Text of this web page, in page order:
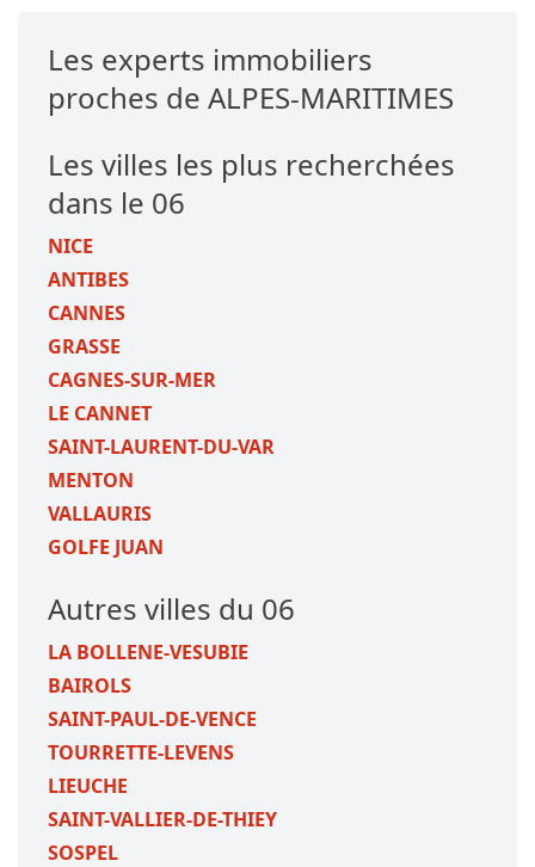
Les experts immobiliers
proches de ALPES-MARITIMES
Les villes les plus recherchées
dans le 06
NICE
ANTIBES
CANNES
GRASSE
CAGNES-SUR-MER
LE CANNET
SAINT-LAURENT-DU-VAR
MENTON
VALLAURIS
GOLFE JUAN
Autres villes du 06
LA BOLLENE-VESUBIE
BAIROLS
SAINT-PAUL-DE-VENCE
TOURRETTE-LEVENS
LIEUCHE
SAINT-VALLIER-DE-THIEY
SOSPEL